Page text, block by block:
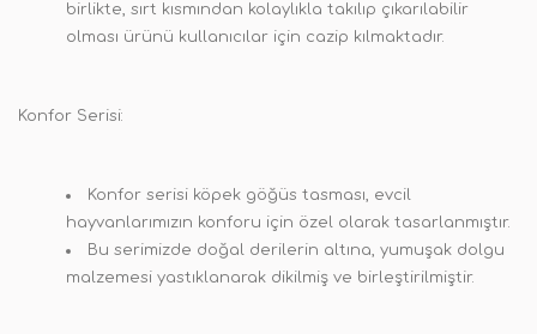
birlikte, sırt kısmından kolaylıkla takılıp çıkarılabilir
olması ürünü kullanıcılar için cazip kılmaktadır.
Konfor Serisi:
Konfor serisi köpek göğüs tasması, evcil
hayvanlarımızın konforu için özel olarak tasarlanmıştır.
Bu serimizde doğal derilerin altına, yumuşak dolgu
malzemesi yastıklanarak dikilmiş ve birleştirilmiştir.